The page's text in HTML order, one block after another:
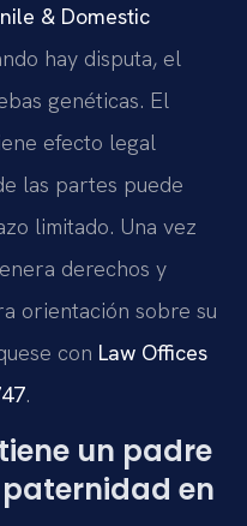
& Domestic
hay disputa, el
genéticas. El
efecto legal
las partes puede
limitado. Una vez
derechos y
orientación sobre su
con Law Offices
.
un padre
en